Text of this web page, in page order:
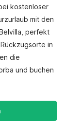
kostenloser
mit den
perfekt
in
die
und buchen